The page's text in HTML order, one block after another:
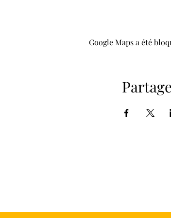
Google Maps a été